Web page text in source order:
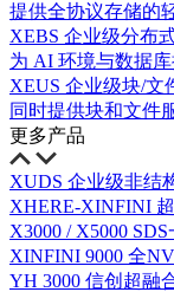
提供全协议存储的
XEBS 企业级分布
为 AI 环境与数据
XEUS 企业级块/文
同时提供块和文件
更多产品
XUDS 企业级非结
XHERE-XINFINI
X3000 / X5000
XINFINI 9000 全
YH 3000 信创超融